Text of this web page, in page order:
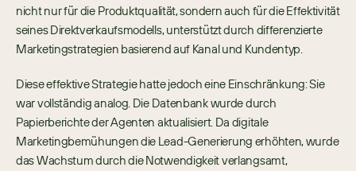
nicht nur für die Produktqualität, sondern auch für die Effektivität
seines Direktverkaufsmodells, unterstützt durch differenzierte
Marketingstrategien basierend auf Kanal und Kundentyp.
Diese effektive Strategie hatte jedoch eine Einschränkung: Sie
war vollständig analog. Die Datenbank wurde durch
Papierberichte der Agenten aktualisiert. Da digitale
Marketingbemühungen die Lead-Generierung erhöhten, wurde
das Wachstum durch die Notwendigkeit verlangsamt,